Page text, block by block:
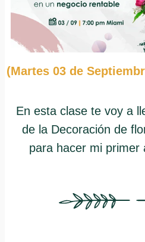
(Martes 03 de
En esta clase te voy a
de la Decoración de
para hacer mi primer